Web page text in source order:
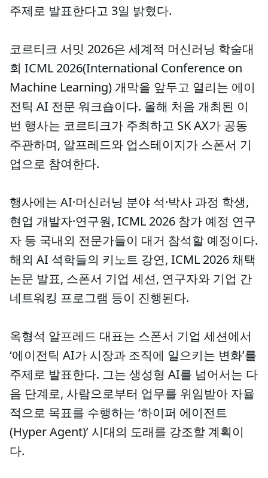
주제로 발표한다고 3일 밝혔다.
코르티크 서밋 2026은 세계적 머신러닝 학술대
회 ICML 2026(International Conference on
Machine Learning) 개막을 앞두고 열리는 에이
전틱 AI 전문 워크숍이다. 올해 처음 개최된 이
번 행사는 코르티크가 주최하고 SK AX가 공동
주관하며, 알프레드와 업스테이지가 스폰서 기
업으로 참여한다.
행사에는 AI·머신러닝 분야 석·박사 과정 학생,
현업 개발자·연구원, ICML 2026 참가 예정 연구
자 등 국내외 전문가들이 대거 참석할 예정이다.
해외 AI 석학들의 키노트 강연, ICML 2026 채택
논문 발표, 스폰서 기업 세션, 연구자와 기업 간
네트워킹 프로그램 등이 진행된다.
옥형석 알프레드 대표는 스폰서 기업 세션에서
‘에이전틱 AI가 시장과 조직에 일으키는 변화’를
주제로 발표한다. 그는 생성형 AI를 넘어서는 다
음 단계로, 사람으로부터 업무를 위임받아 자율
적으로 목표를 수행하는 ‘하이퍼 에이전트
(Hyper Agent)’ 시대의 도래를 강조할 계획이
다.